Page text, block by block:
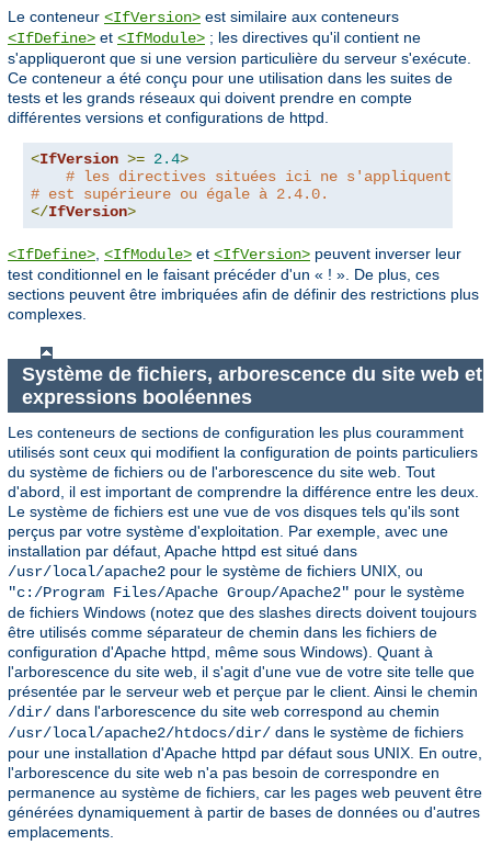
Le conteneur <IfVersion> est similaire aux conteneurs
<IfDefine> et <IfModule> ; les directives qu'il contient ne
s'appliqueront que si une version particulière du serveur s'exécute.
Ce conteneur a été conçu pour une utilisation dans les suites de
tests et les grands réseaux qui doivent prendre en compte
différentes versions et configurations de httpd.
<IfVersion >= 2.4>
# les directives situées ici ne s'appliquent
# est supérieure ou égale à 2.4.0.
</IfVersion>
<IfDefine> <IfModule> et <IfVersion> peuvent inverser leur
test conditionnel en le faisant précéder d'un « ! ». De plus, ces
sections peuvent être imbriquées afin de définir des restrictions plus
complexes.
Système de fichiers, arborescence du site web et
expressions booléennes
Les conteneurs de sections de configuration les plus couramment
utilisés sont ceux qui modifient la configuration de points particuliers
du système de fichiers ou de l'arborescence du site web. Tout
d'abord, il est important de comprendre la différence entre les deux.
Le système de fichiers est une vue de vos disques tels qu'ils sont
perçus par votre système d'exploitation. Par exemple, avec une
installation par défaut, Apache httpd est situé dans
/usr/local/apache2 pour le système de fichiers UNIX, ou
"c:/Program Files/Apache Group/Apache2" pour le système
de fichiers Windows (notez que des slashes directs doivent toujours
être utilisés comme séparateur de chemin dans les fichiers de
configuration d'Apache httpd, même sous Windows). Quant à
l'arborescence du site web, il s'agit d'une vue de votre site telle que
présentée par le serveur web et perçue par le client. Ainsi le chemin
/dir/ dans l'arborescence du site web correspond au chemin
/usr/local/apache2/htdocs/dir/ dans le système de fichiers
pour une installation d'Apache httpd par défaut sous UNIX. En outre,
l'arborescence du site web n'a pas besoin de correspondre en
permanence au système de fichiers, car les pages web peuvent être
générées dynamiquement à partir de bases de données ou d'autres
emplacements.